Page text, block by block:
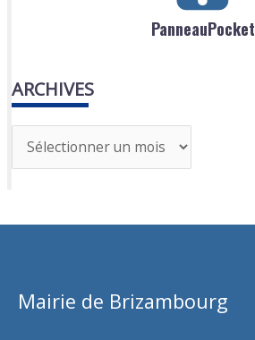
PanneauPocket
ARCHIVES
r
h
Mairie de Brizambourg